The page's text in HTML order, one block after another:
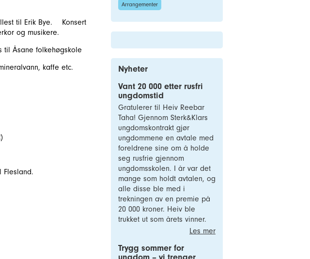
til Erik Bye. Konsert
og musikere.
folkehøgskole
kaffe etc.
Flesland.
Arrangementer
Nyheter
Vant 20 000 etter rusfri
ungdomstid
Gratulerer til Heiv Reebar
Taha! Gjennom Sterk&Klars
ungdomskontrakt gjør
ungdommene en avtale med
foreldrene sine om å holde
seg rusfrie gjennom
ungdomsskolen. I år var det
mange som holdt avtalen, og
alle disse ble med i
trekningen av en premie på
20 000 kroner. Heiv ble
trukket ut som årets vinner.
Les mer
Trygg sommer for